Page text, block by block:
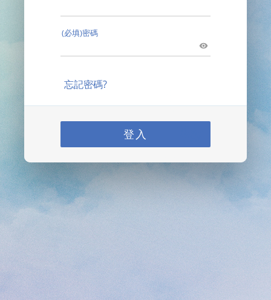
(必填)密碼
忘記密碼?
登入